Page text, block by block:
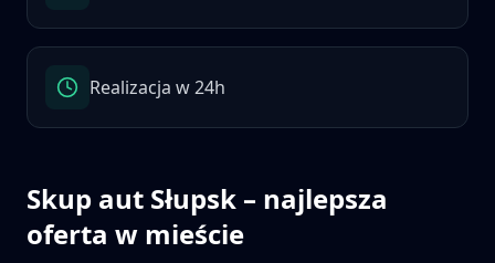
Realizacja w 24h
Skup aut Słupsk – najlepsza
oferta w mieście